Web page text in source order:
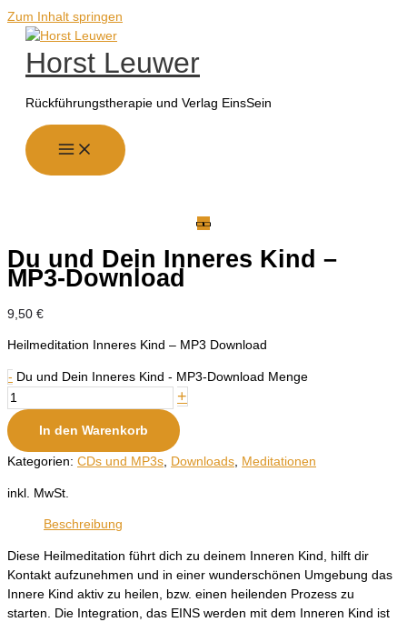
Zum Inhalt springen
Horst Leuwer
Rückführungstherapie und Verlag EinsSein
Du und Dein Inneres Kind –
MP3-Download
9,50 €
Heilmeditation Inneres Kind – MP3 Download
- Du und Dein Inneres Kind - MP3-Download Menge
+
In den Warenkorb
Kategorien: CDs und MP3s Downloads Meditationen
inkl. MwSt.
Beschreibung
Diese Heilmeditation führt dich zu deinem Inneren Kind, hilft dir
Kontakt aufzunehmen und in einer wunderschönen Umgebung das
Innere Kind aktiv zu heilen, bzw. einen heilenden Prozess zu
starten. Die Integration, das EINS werden mit dem Inneren Kind ist